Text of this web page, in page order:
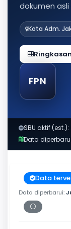
dokumen
Kota Adm.
FPN
SBU aktif (est.):
Data
Data
Data diperbarui:
⚪
Periksa